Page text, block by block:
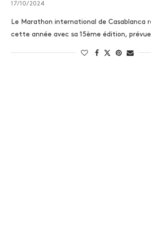
17/10/2024
Le Marathon international de Casablanca
cette année avec sa 15ème édition,